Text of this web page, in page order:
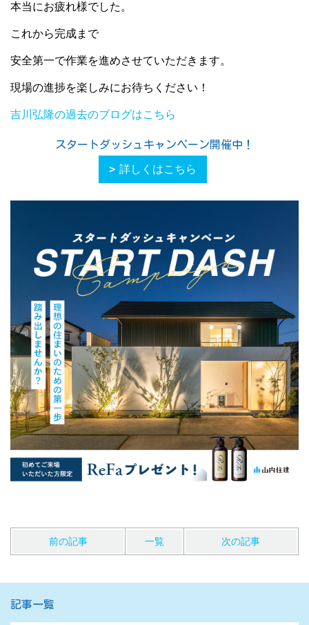
本当にお疲れ様でした。
これから完成まで
安全第一で作業を進めさせていただきます。
現場の進捗を楽しみにお待ちください！
吉川弘隆の過去のブログはこちら
スタートダッシュキャンペーン開催中！
詳しくはこちら
前の記事 一覧 次の記事
記事一覧